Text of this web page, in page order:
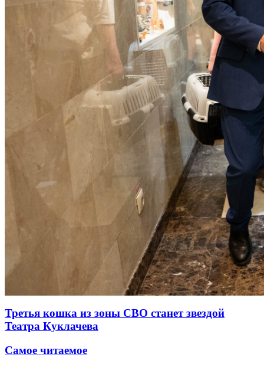
Третья кошка из зоны СВО станет звездой
Театра Куклачева
Самое читаемое